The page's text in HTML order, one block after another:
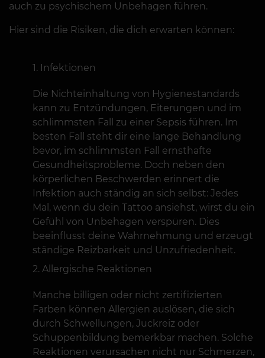
auch zu psychischem Unbehagen führen.
Hier sind die Risiken, die dich erwarten können:
Infektionen
Die Nichteinhaltung von Hygienestandards
kann zu Entzündungen, Eiterungen und im
schlimmsten Fall zu einer Sepsis führen. Im
besten Fall steht dir eine lange Behandlung
bevor, im schlimmsten Fall ernsthafte
Gesundheitsprobleme. Doch neben den
körperlichen Beschwerden erinnert die
Infektion auch ständig an sich selbst: Jedes
Mal, wenn du dein Tattoo ansiehst, wirst du ein
Gefühl von Unbehagen verspüren. Dies
beeinflusst deine Wahrnehmung und erzeugt
ständige Reizbarkeit und Unzufriedenheit.
Allergische Reaktionen
Manche billigen oder nicht zertifizierten
Farben können Allergien auslösen, die sich
durch Schwellungen, Juckreiz oder
Schuppenbildung bemerkbar machen. Solche
Reaktionen verursachen nicht nur Schmerzen,